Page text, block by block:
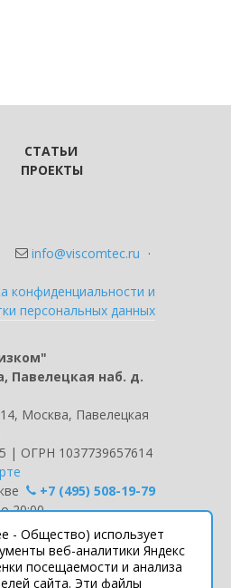
СТАТЬИ
ПРОЕКТЫ
info@viscomtec.ru ·
конфиденциальности и
персональных данных
Павелецкая наб. д.
Москва, Павелецкая
| ОГРН 1037739657614
+7 (495) 508-19-79
20:00
информационный
каких условиях не
- Общество) использует
веб-аналитики Яндекс
посещаемости и анализа
сайта. Эти файлы